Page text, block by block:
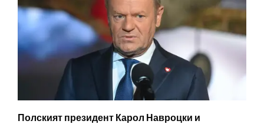
Полският президент Карол Навроцки и